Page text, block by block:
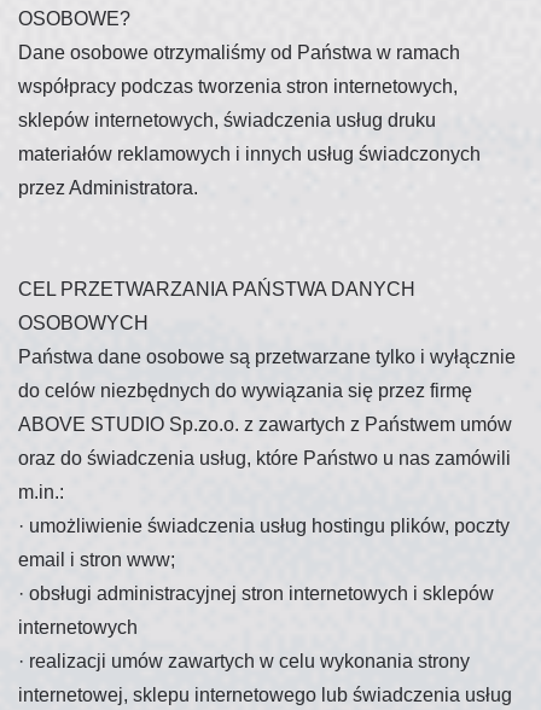
OSOBOWE?
Dane osobowe otrzymaliśmy od Państwa w ramach
współpracy podczas tworzenia stron internetowych,
sklepów internetowych, świadczenia usług druku
materiałów reklamowych i innych usług świadczonych
przez Administratora.
CEL PRZETWARZANIA PAŃSTWA DANYCH
OSOBOWYCH
Państwa dane osobowe są przetwarzane tylko i wyłącznie
do celów niezbędnych do wywiązania się przez firmę
ABOVE STUDIO Sp.zo.o. z zawartych z Państwem umów
oraz do świadczenia usług, które Państwo u nas zamówili
m.in.:
· umożliwienie świadczenia usług hostingu plików, poczty
email i stron www;
· obsługi administracyjnej stron internetowych i sklepów
internetowych
· realizacji umów zawartych w celu wykonania strony
internetowej, sklepu internetowego lub świadczenia usług